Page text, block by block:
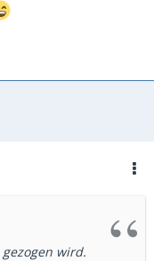
im Netz zu finden
wird.